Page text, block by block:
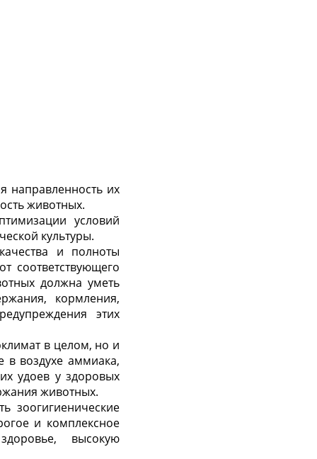
направленность их
животных.
условий
культуры.
и полноты
соответствующего
должна уметь
кормления,
этих
в целом, но и
в воздухе аммиака,
удоев у здоровых
животных.
зоогигиенические
и комплексное
высокую